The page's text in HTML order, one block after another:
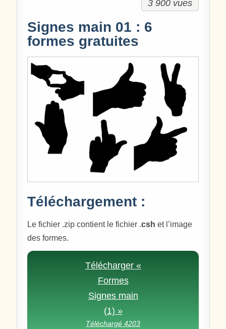
3 900 vues
Signes main 01 : 6
formes gratuites
Téléchargement :
Le fichier .zip contient le fichier .csh et l’image
des formes.
Télécharger «
Formes
Signes main
(1) »
Téléchargé 4203